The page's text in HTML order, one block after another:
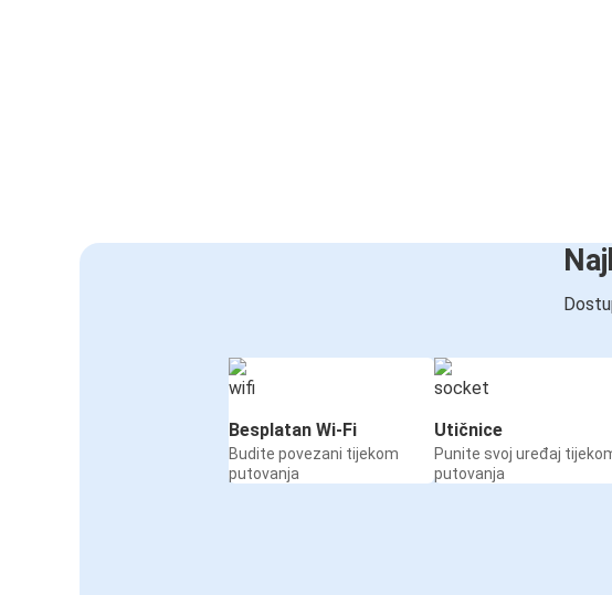
Besplatan Wi-Fi
Budite povezani tijekom
putovanja
Utičnice
Punite svoj uređaj
putovanja